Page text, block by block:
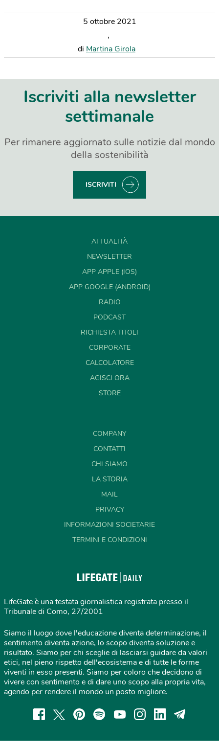
5 ottobre 2021
,
di Martina Girola
Iscriviti alla newsletter
settimanale
Per rimanere aggiornato sulle notizie dal mondo
della sostenibilità
ISCRIVITI
ATTUALITÀ
NEWSLETTER
APP APPLE (IOS)
APP GOOGLE (ANDROID)
RADIO
PODCAST
RICHIESTA TITOLI
CORPORATE
CALCOLATORE
AGISCI ORA
STORE
COMPANY
CONTATTI
CHI SIAMO
LA STORIA
MAIL
PRIVACY
INFORMAZIONI SOCIETARIE
TERMINI E CONDIZIONI
LifeGate è una testata giornalistica registrata presso il
Tribunale di Como, 27/2001
Siamo il luogo dove l'educazione diventa determinazione, il
sentimento diventa azione, lo scopo diventa soluzione e
risultato. Siamo per chi sceglie di lasciarsi guidare da valori
etici, nel pieno rispetto dell'ecosistema e di tutte le forme
viventi in esso presenti. Siamo per coloro che decidono di
vivere con sentimento e di dare uno scopo alla propria vita,
agendo per rendere il mondo un posto migliore.